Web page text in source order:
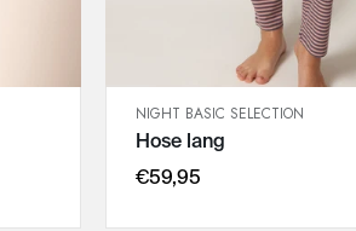
SCHNELLANSICHT
IN DEN WARENKORB
NIGHT BASIC SELECTION
Hose lang
€59,95